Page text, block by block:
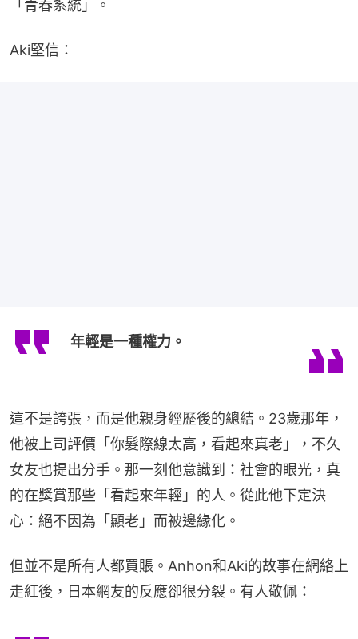
「青春系統」。
Aki堅信：
年輕是一種權力。
這不是誇張，而是他親身經歷後的總結。23歲那年，
他被上司評價「你髮際線太高，看起來真老」，不久
女友也提出分手。那一刻他意識到：社會的眼光，真
的在獎賞那些「看起來年輕」的人。從此他下定決
心：絕不因為「顯老」而被邊緣化。
但並不是所有人都買賬。Anhon和Aki的故事在網絡上
走紅後，日本網友的反應卻很分裂。有人敬佩：